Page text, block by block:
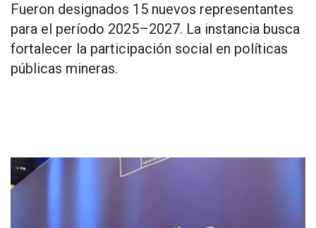
Fueron designados 15 nuevos representantes
para el período 2025–2027. La instancia busca
fortalecer la participación social en políticas
públicas mineras.